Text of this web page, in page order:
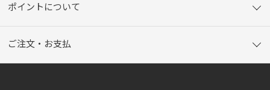
ポイントについて
ご注文・お支払